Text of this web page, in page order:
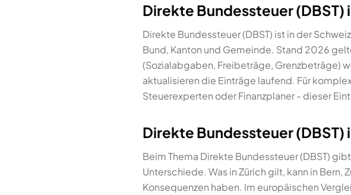
Direkte Bundessteuer
Direkte Bundessteuer (DBST) ist in der
Bund, Kanton und Gemeinde. Stand 2026
(Sozialabgaben, Freibeträge, Grenzbeträge)
aktualisieren die Einträge laufend. Für
Steuerexperten oder Finanzplaner - dieser
Direkte Bundessteuer
Beim Thema Direkte Bundessteuer (DBST)
Unterschiede. Was in Zürich gilt, kann in
Konsequenzen haben. Im europäischen